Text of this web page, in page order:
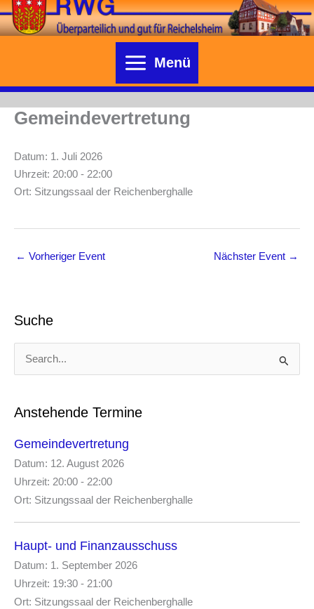
Zum
Inhalt
springen
Menü
Gemeindevertretung
Datum: 1. Juli 2026
Uhrzeit: 20:00 - 22:00
Ort: Sitzungssaal der Reichenberghalle
← Vorheriger Event Nächster Event →
Suche
c
e
n
c
h
:
Anstehende Termine
Gemeindevertretung
Datum: 12. August 2026
Uhrzeit: 20:00 - 22:00
Ort: Sitzungssaal der Reichenberghalle
Haupt- und Finanzausschuss
Datum: 1. September 2026
Uhrzeit: 19:30 - 21:00
Ort: Sitzungssaal der Reichenberghalle